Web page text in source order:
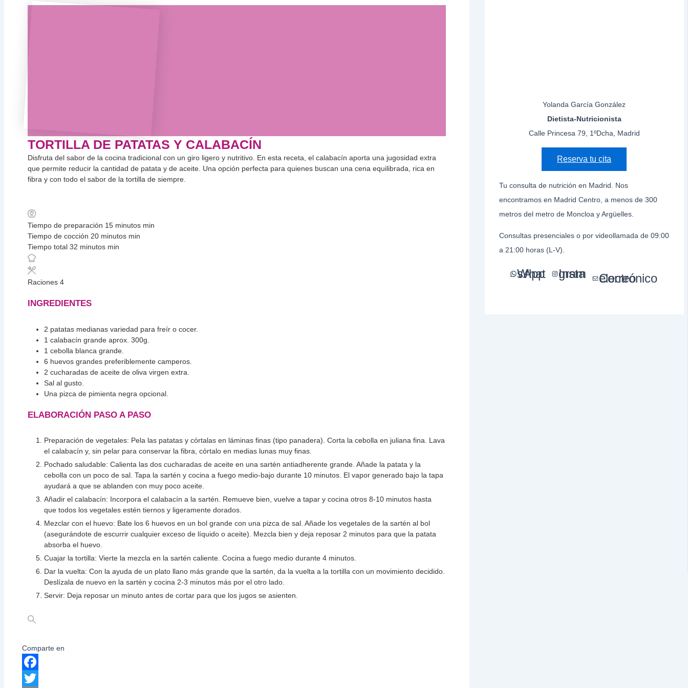
TORTILLA DE PATATAS Y CALABACÍN
Disfruta del sabor de la cocina tradicional con un giro ligero y nutritivo. En esta receta, el calabacín aporta una jugosidad extra
que permite reducir la cantidad de patata y de aceite. Una opción perfecta para quienes buscan una cena equilibrada, rica en
fibra y con todo el sabor de la tortilla de siempre.
Tiempo de preparación 15 minutos min
Tiempo de cocción 20 minutos min
Tiempo total 32 minutos min
Raciones 4
INGREDIENTES
2 patatas medianas variedad para freír o cocer.
1 calabacín grande aprox. 300g.
1 cebolla blanca grande.
6 huevos grandes preferiblemente camperos.
2 cucharadas de aceite de oliva virgen extra.
Sal al gusto.
Una pizca de pimienta negra opcional.
ELABORACIÓN PASO A PASO
Preparación de vegetales: Pela las patatas y córtalas en láminas finas (tipo panadera). Corta la cebolla en juliana fina. Lava
el calabacín y, sin pelar para conservar la fibra, córtalo en medias lunas muy finas.
Pochado saludable: Calienta las dos cucharadas de aceite en una sartén antiadherente grande. Añade la patata y la
cebolla con un poco de sal. Tapa la sartén y cocina a fuego medio-bajo durante 10 minutos. El vapor generado bajo la tapa
ayudará a que se ablanden con muy poco aceite.
Añadir el calabacín: Incorpora el calabacín a la sartén. Remueve bien, vuelve a tapar y cocina otros 8-10 minutos hasta
que todos los vegetales estén tiernos y ligeramente dorados.
Mezclar con el huevo: Bate los 6 huevos en un bol grande con una pizca de sal. Añade los vegetales de la sartén al bol
(asegurándote de escurrir cualquier exceso de líquido o aceite). Mezcla bien y deja reposar 2 minutos para que la patata
absorba el huevo.
Cuajar la tortilla: Vierte la mezcla en la sartén caliente. Cocina a fuego medio durante 4 minutos.
Dar la vuelta: Con la ayuda de un plato llano más grande que la sartén, da la vuelta a la tortilla con un movimiento decidido.
Deslízala de nuevo en la sartén y cocina 2-3 minutos más por el otro lado.
Servir: Deja reposar un minuto antes de cortar para que los jugos se asienten.
Comparte en
Facebook
Yolanda García González
Dietista-Nutricionista
Calle Princesa 79, 1ºDcha, Madrid
Reserva tu cita
Tu consulta de nutrición en Madrid. Nos
encontramos en Madrid Centro, a menos de 300
metros del metro de Moncloa y Argüelles.
Consultas presenciales o por videollamada de 09:00
a 21:00 horas (L-V).
WhatsApp Instagram Correo electrónico